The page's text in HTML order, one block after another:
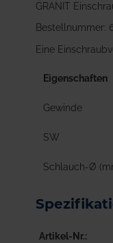
GRANIT
Bestellnummer:
Eine
Eigenschaften
Gewinde
SW
Schlauch-Ø
Artikel-Nr.